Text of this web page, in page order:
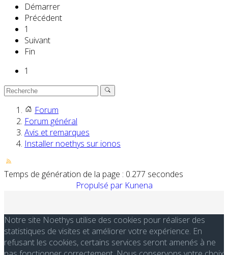
Démarrer
Précédent
1
Suivant
Fin
1
Forum
Forum général
Avis et remarques
Installer noethys sur ionos
Temps de génération de la page : 0.277 secondes
Propulsé par Kunena
Notre site Noethys utilise des cookies pour réaliser des
statistiques de visites et améliorer votre expérience. En
refusant les cookies, certains services seront amenés à ne